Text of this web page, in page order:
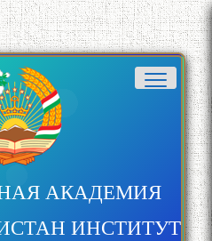
АКАДЕМИЯ
ИНСТИТУТ